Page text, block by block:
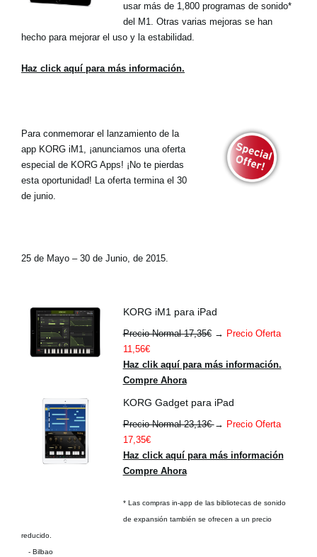
usar más de 1,800 programas de sonido*
del M1. Otras varias mejoras se han
hecho para mejorar el uso y la estabilidad.
Haz click aquí para más información.
Para conmemorar el lanzamiento de la
app KORG iM1, ¡anunciamos una oferta
especial de KORG Apps! ¡No te pierdas
esta oportunidad! La oferta termina el 30
de junio.
25 de Mayo – 30 de Junio, de 2015.
KORG iM1 para iPad
Precio Normal 17,35€→ Precio Oferta
11,56€
Haz clik aquí para más información.
Compre Ahora
KORG Gadget para iPad
Precio Normal 23,13€→ Precio Oferta
17,35€
Haz click aquí para más información
Compre Ahora
* Las compras in-app de las bibliotecas de sonido
de expansión también se ofrecen a un precio
reducido.
- Bilbao